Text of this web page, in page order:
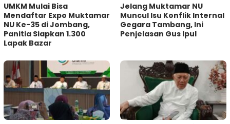
UMKM Mulai Bisa
Mendaftar Expo Muktamar
NU Ke-35 di Jombang,
Panitia Siapkan 1.300
Lapak Bazar
Jelang Muktamar NU
Muncul Isu Konflik Internal
Gegara Tambang, Ini
Penjelasan Gus Ipul